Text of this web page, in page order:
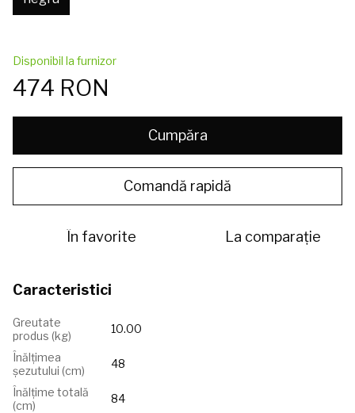
Disponibil la furnizor
474 RON
Cumpăra
Comandă rapidă
În favorite La comparație
Caracteristici
Greutate
produs (kg)
10.00
Înălțimea
șezutului (сm)
48
Înălțime totală
(cm)
84